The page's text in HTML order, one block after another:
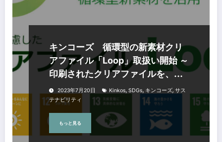
キンコーズ 循環型の新素材クリ
アファイル「Loop」取扱い開始 ～
印刷されたクリアファイルを、再
び新しいクリアファイルへ！～
2023年7月20日 Kinkos, SDGs, キンコーズ, サス
テナビリティ
もっと見る